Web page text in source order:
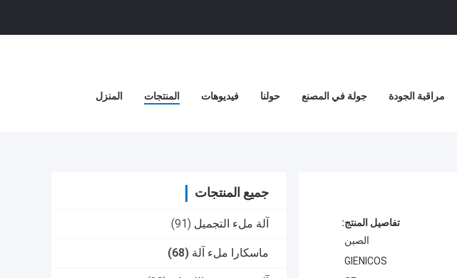
المنزل المنتجات فيديوهات حولنا جولة في المصنع مراقبة الجودة
جميع المنتجات
آلة ملء التجميل (91)
ماسكارا ملء آلة (68)
تفاصيل المنتج:
الصين
GIENICOS